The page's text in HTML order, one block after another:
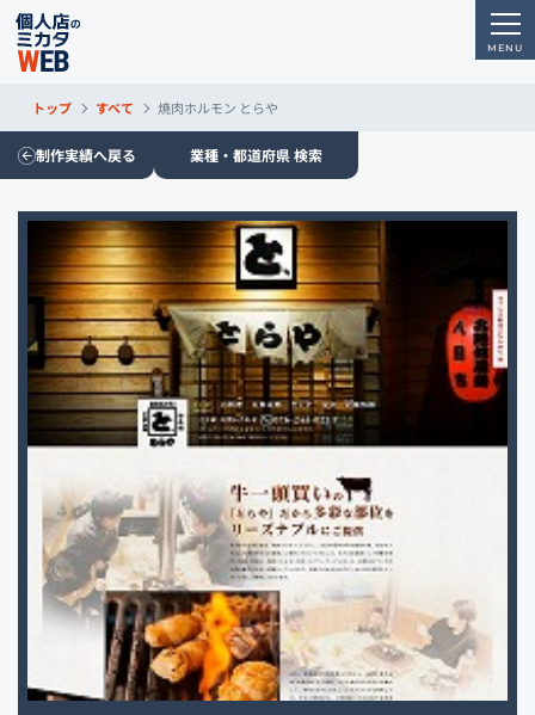
トップ すべて 焼肉ホルモン とらや
制作実績へ戻る 業種・都道府県 検索